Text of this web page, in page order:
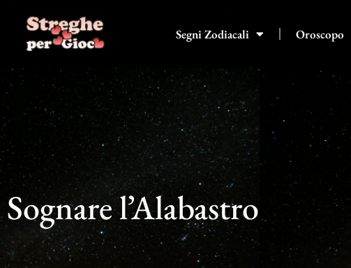
contenuto
Segni Zodiacali Oroscopo
Sognare l’Alabastro